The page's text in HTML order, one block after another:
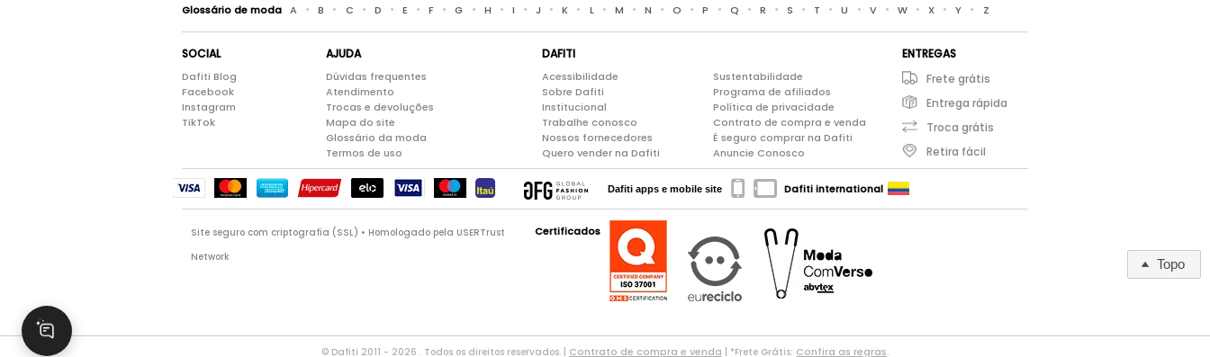
Topo
Glossário de moda A • B • C • D • E • F • G • H • I • J • K • L • M • N • O • P • Q • R • S • T • U • V • W • X • Y • Z
SOCIAL
Dafiti Blog
Facebook
Instagram
TikTok
AJUDA
Dúvidas frequentes
Atendimento
Trocas e devoluções
Mapa do site
Glossário da moda
Termos de uso
DAFITI
Acessibilidade
Sobre Dafiti
Institucional
Trabalhe conosco
Nossos fornecedores
Quero vender na Dafiti
Sustentabilidade
Programa de afiliados
Política de privacidade
Contrato de compra e venda
É seguro comprar na Dafiti
Anuncie Conosco
ENTREGAS
Frete grátis
Entrega rápida
Troca grátis
Retira fácil
Dafiti apps e mobile site Dafiti international
Site seguro com criptografia (SSL) • Homologado pela USERTrust
Network
Certificados
© Dafiti 2011 - 2026 . Todos os direitos reservados. | Contrato de compra e venda | *Frete Grátis: Confira as regras.